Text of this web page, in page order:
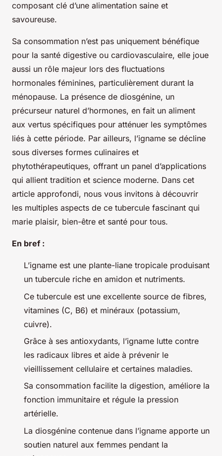
composant clé d’une alimentation saine et
savoureuse.
Sa consommation n’est pas uniquement bénéfique
pour la santé digestive ou cardiovasculaire, elle joue
aussi un rôle majeur lors des fluctuations
hormonales féminines, particulièrement durant la
ménopause. La présence de diosgénine, un
précurseur naturel d’hormones, en fait un aliment
aux vertus spécifiques pour atténuer les symptômes
liés à cette période. Par ailleurs, l’igname se décline
sous diverses formes culinaires et
phytothérapeutiques, offrant un panel d’applications
qui allient tradition et science moderne. Dans cet
article approfondi, nous vous invitons à découvrir
les multiples aspects de ce tubercule fascinant qui
marie plaisir, bien-être et santé pour tous.
En bref :
L’igname est une plante-liane tropicale produisant
un tubercule riche en amidon et nutriments.
Ce tubercule est une excellente source de fibres,
vitamines (C, B6) et minéraux (potassium,
cuivre).
Grâce à ses antioxydants, l’igname lutte contre
les radicaux libres et aide à prévenir le
vieillissement cellulaire et certaines maladies.
Sa consommation facilite la digestion, améliore la
fonction immunitaire et régule la pression
artérielle.
La diosgénine contenue dans l’igname apporte un
soutien naturel aux femmes pendant la